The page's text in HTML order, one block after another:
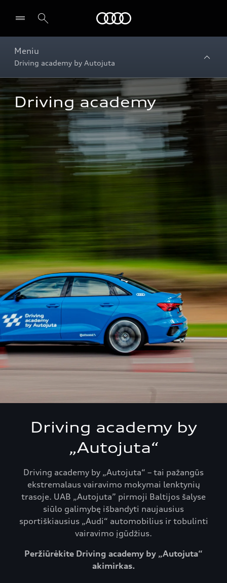
Meniu
Driving academy by Autojuta
Driving academy
Driving academy by
„Autojuta“
Driving academy by „Autojuta“ – tai pažangūs
ekstremalaus vairavimo mokymai lenktynių
trasoje. UAB „Autojuta” pirmoji Baltijos šalyse
siūlo galimybę išbandyti naujausius
sportiškiausius „Audi“ automobilius ir tobulinti
vairavimo įgūdžius.
Peržiūrėkite Driving academy by „Autojuta“
akimirkas.